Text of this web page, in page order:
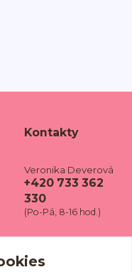
Kontakty
Veronika Deverová
+420 733 362
330
(Po-Pá, 8-16 hod.)
we.cz